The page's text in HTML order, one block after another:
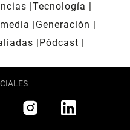
Tecnología
Generación
Pódcast